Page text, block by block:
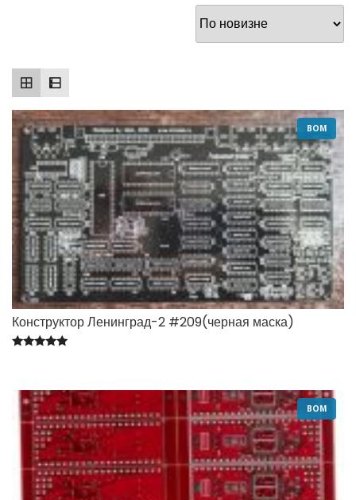
недавние
BOM
Конструктор Ленинград-2 #209(черная маска)
BOM